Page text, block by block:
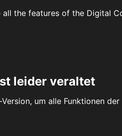
the features of the Digital
leider veraltet
um alle Funktionen